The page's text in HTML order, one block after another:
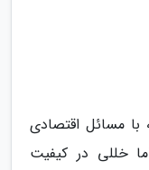
مسائل اقتصادی
خللی در کیفیت